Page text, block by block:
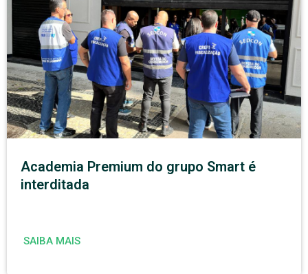
Academia Premium do grupo Smart é
interditada
SAIBA MAIS